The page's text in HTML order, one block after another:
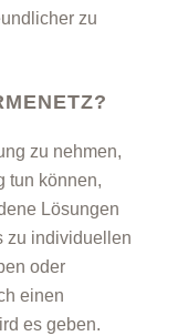
zu
zu nehmen,
tun können,
Lösungen
zu individuellen
oder
einen
es geben.